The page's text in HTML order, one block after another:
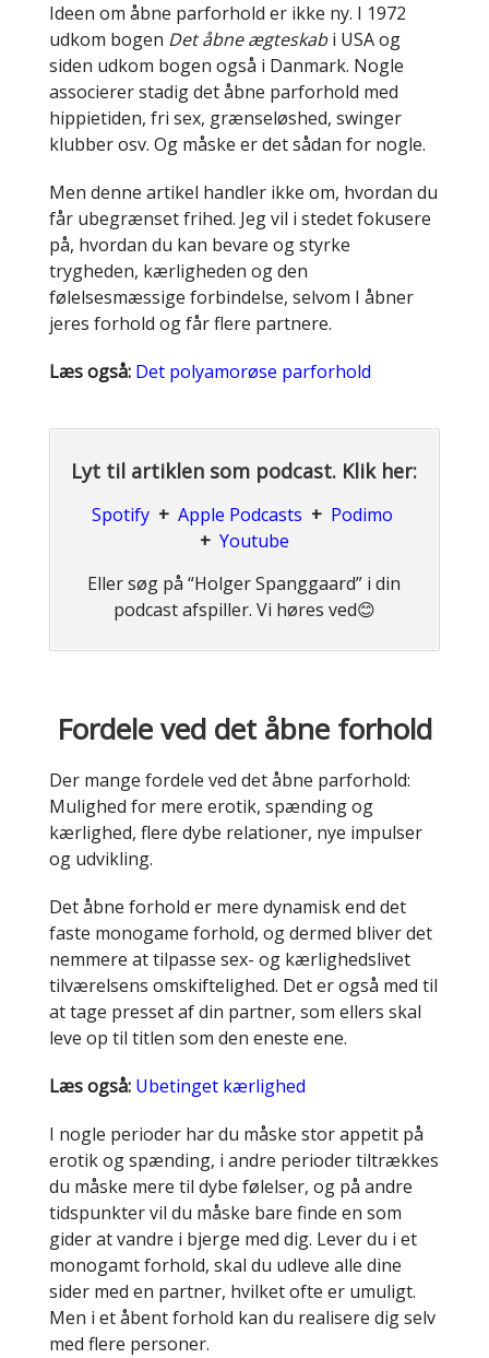
Ideen om åbne parforhold er ikke ny. I 1972
udkom bogen Det åbne ægteskabi USA og
siden udkom bogen også i Danmark. Nogle
associerer stadig det åbne parforhold med
hippietiden, fri sex, grænseløshed, swinger
klubber osv. Og måske er det sådan for nogle.
Men denne artikel handler ikke om, hvordan du
får ubegrænset frihed. Jeg vil i stedet fokusere
på, hvordan du kan bevare og styrke
trygheden, kærligheden og den
følelsesmæssige forbindelse, selvom I åbner
jeres forhold og får flere partnere.
Læs også: Det polyamorøse parforhold
Lyt til artiklen som podcast. Klik her:
Spotify + Apple Podcasts + Podimo
+ Youtube
Eller søg på “Holger Spanggaard” i din
podcast afspiller. Vi høres ved😊
Fordele ved det åbne forhold
Der mange fordele ved det åbne parforhold:
Mulighed for mere erotik, spænding og
kærlighed, flere dybe relationer, nye impulser
og udvikling.
Det åbne forhold er mere dynamisk end det
faste monogame forhold, og dermed bliver det
nemmere at tilpasse sex- og kærlighedslivet
tilværelsens omskiftelighed. Det er også med til
at tage presset af din partner, som ellers skal
leve op til titlen som den eneste ene.
Læs også: Ubetinget kærlighed
I nogle perioder har du måske stor appetit på
erotik og spænding, i andre perioder tiltrækkes
du måske mere til dybe følelser, og på andre
tidspunkter vil du måske bare finde en som
gider at vandre i bjerge med dig. Lever du i et
monogamt forhold, skal du udleve alle dine
sider med en partner, hvilket ofte er umuligt.
Men i et åbent forhold kan du realisere dig selv
med flere personer.